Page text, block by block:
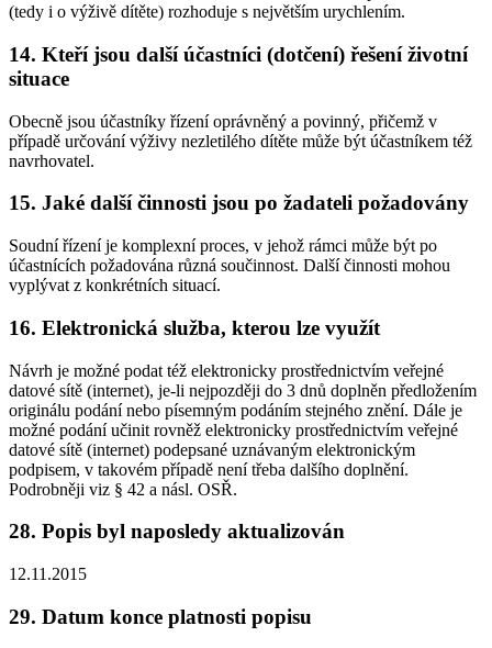
(tedy i o výživě dítěte) rozhoduje s největším urychlením.
14. Kteří jsou další účastníci (dotčení) řešení životní
situace
Obecně jsou účastníky řízení oprávněný a povinný, přičemž v
případě určování výživy nezletilého dítěte může být účastníkem též
navrhovatel.
15. Jaké další činnosti jsou po žadateli požadovány
Soudní řízení je komplexní proces, v jehož rámci může být po
účastnících požadována různá součinnost. Další činnosti mohou
vyplývat z konkrétních situací.
16. Elektronická služba, kterou lze využít
Návrh je možné podat též elektronicky prostřednictvím veřejné
datové sítě (internet), je-li nejpozději do 3 dnů doplněn předložením
originálu podání nebo písemným podáním stejného znění. Dále je
možné podání učinit rovněž elektronicky prostřednictvím veřejné
datové sítě (internet) podepsané uznávaným elektronickým
podpisem, v takovém případě není třeba dalšího doplnění.
Podrobněji viz § 42 a násl. OSŘ.
28. Popis byl naposledy aktualizován
12.11.2015
29. Datum konce platnosti popisu